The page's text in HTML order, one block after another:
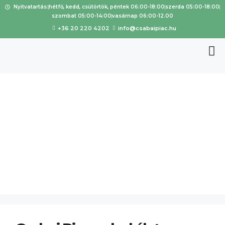
Nyitvatartás:hétfő, kedd, csütörtök, péntek 06:00-18:00szerda 05:00-18:00
szombat 05:00-14:00vasárnap 06:00-12.00
+36 20 220 4202 info@csabaipiac.hu